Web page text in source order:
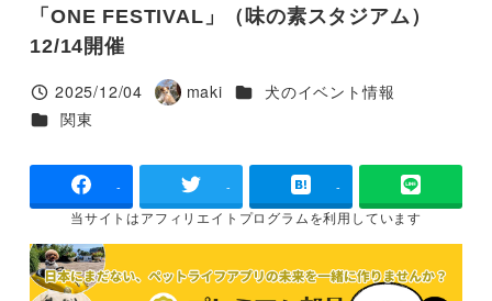
「ONE FESTIVAL」（味の素スタジアム）
12/14開催
投稿日
2025/12/04
著
maki カテゴリー
犬のイベント情報
カテゴリー
関東
- - -
当サイトはアフィリエイトプログラムを利用しています